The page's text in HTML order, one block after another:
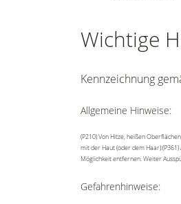
Wichtige
Kennzeichnung
Allgemeine Hinweise:
(P210) Von Hitze, heißen
mit der Haut (oder dem
Möglichkeit entfernen. Weiter
Gefahrenhinweise: